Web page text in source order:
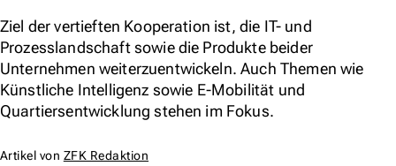
Ziel der vertieften Kooperation ist, die IT- und
Prozesslandschaft sowie die Produkte beider
Unternehmen weiterzuentwickeln. Auch Themen wie
Künstliche Intelligenz sowie E-Mobilität und
Quartiersentwicklung stehen im Fokus.
Artikel von ZFK Redaktion